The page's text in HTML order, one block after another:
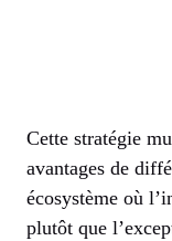
Cette stratégie
avantages de
écosystème où
plutôt que